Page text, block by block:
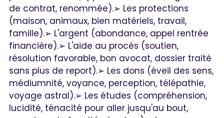
de contrat, renommée).➢ Les protections
(maison, animaux, bien matériels, travail,
famille).➢ L'argent (abondance, appel rentrée
financière).➢ L'aide au procès (soutien,
résolution favorable, bon avocat, dossier traité
sans plus de report).➢ Les dons (éveil des sens,
médiumnité, voyance, perception, télépathie,
voyage astral).➢ Les études (compréhension,
lucidité, ténacité pour aller jusqu'au bout,